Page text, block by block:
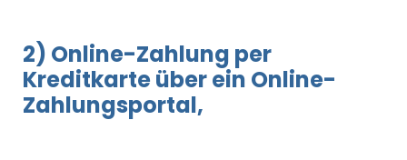
2) Online-Zahlung per
Kreditkarte über ein Online-
Zahlungsportal,